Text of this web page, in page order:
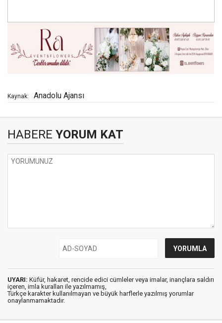
Kaynak: Anadolu Ajansı
HABERE YORUM KAT
UYARI: Küfür, hakaret, rencide edici cümleler veya imalar, inançlara saldırı
içeren, imla kuralları ile yazılmamış,
Türkçe karakter kullanılmayan ve büyük harflerle yazılmış yorumlar
onaylanmamaktadır.